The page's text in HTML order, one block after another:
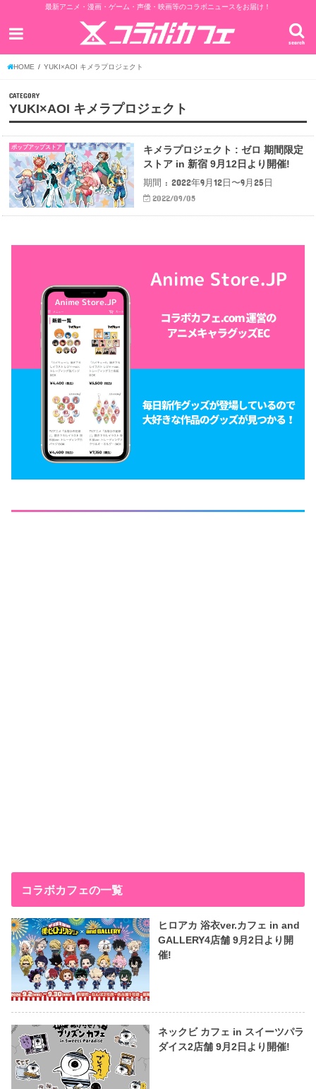
最新アニメ・漫画・ゲーム・声優・映画等のコラボニュースをお届け！
search
HOME YUKI×AOI キメラプロジェクト
CATEGORY
YUKI×AOI キメラプロジェクト
ポップアップストア
キメラプロジェクト : ゼロ 期間限定
ストア in 新宿 9月12日より開催!
期間 : 2022年9月12日〜9月25日
2022/09/05
コラボカフェの一覧
ヒロアカ 浴衣ver.カフェ in and
GALLERY4店舗 9月2日より開
催!
ネックビ カフェ in スイーツパラ
ダイス2店舗 9月2日より開催!